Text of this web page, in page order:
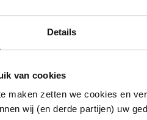
Details
van cookies
maken zetten we cookies en
wij (en derde partijen) uw